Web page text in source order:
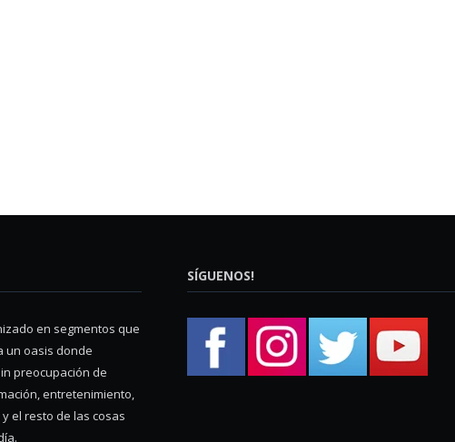
en segmentos que
un oasis donde
preocupación de
entretenimiento,
el resto de las cosas
SÍGUENOS!